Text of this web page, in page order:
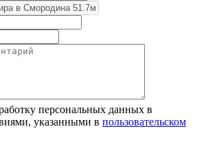
персональных данных в
указанными в пользовательском